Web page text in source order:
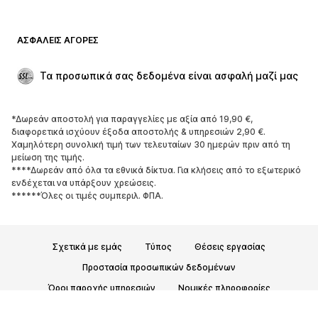
ΑΣΦΑΛΕΊΣ ΑΓΟΡΈΣ
Τα προσωπικά σας δεδομένα είναι ασφαλή μαζί μας
*Δωρεάν αποστολή για παραγγελίες με αξία από 19,90 €,
διαφορετικά ισχύουν έξοδα αποστολής & υπηρεσιών 2,90 €.
Χαμηλότερη συνολική τιμή των τελευταίων 30 ημερών πριν από τη
μείωση της τιμής.
****Δωρεάν από όλα τα εθνικά δίκτυα. Για κλήσεις από το εξωτερικό
ενδέχεται να υπάρξουν χρεώσεις.
******Όλες οι τιμές συμπεριλ. ΦΠΑ.
Σχετικά με εμάς Τύπος
Θέσεις εργασίας
Προστασία προσωπικών δεδομένων
Όροι παροχής υπηρεσιών
Νομικές πληροφορίες